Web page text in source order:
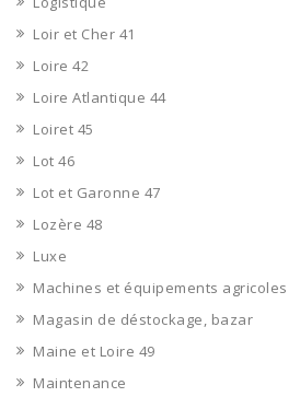
Loir et Cher 41
Loire 42
Loire Atlantique 44
Loiret 45
Lot 46
Lot et Garonne 47
Lozère 48
Luxe
Machines et équipements agricoles
Magasin de déstockage, bazar
Maine et Loire 49
Maintenance